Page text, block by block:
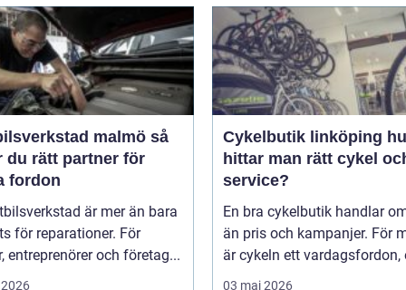
malmö så
du rätt partner för
fordon
är mer än bara
för reparationer. För
entreprenörer och företag...
Cykelbutik linköping hur
hittar man rätt cykel
service?
En bra cykelbutik handlar
än pris och kampanjer. För
är cykeln ett vardagsfordon,
03 maj 2026